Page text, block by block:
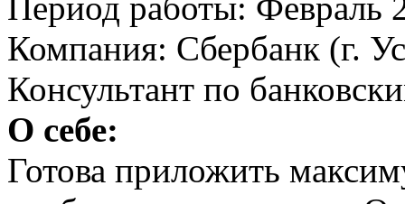
Компания: Сбербанк (г.
Консультант по
О себе:
Готова приложить